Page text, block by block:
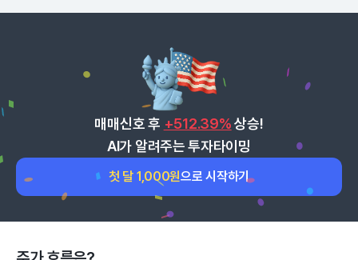
매매신호 후 +512.39% 상승!
AI가 알려주는 투자타이밍
첫 달 1,000원으로 시작하기